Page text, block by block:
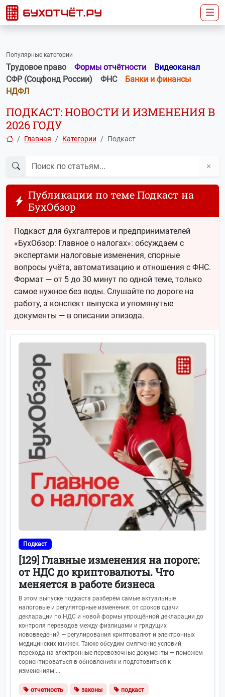
Популярные категории
Трудовое право Формы отчётности
Видеоканал
СФР (Соцфонд России)
ФНС
Банки и финансы
НДФЛ
ПОДКАСТ: НОВОСТИ И ИЗМЕНЕНИЯ В
2026 ГОДУ
Главная Категории Подкаст
Публикации по теме Подкаст на
БухОбзор
Подкаст для бухгалтеров и предпринимателей
«БухОбзор: Главное о налогах»: обсуждаем с
экспертами налоговые изменения, спорные
вопросы учёта, автоматизацию и отношения с ФНС.
Формат — от 5 до 30 минут по одной теме, только
самое нужное без воды. Слушайте по дороге на
работу, а конспект выпуска и упомянутые
документы — в описании эпизода.
Подкаст
[129] Главные изменения на пороге:
от НДС до криптовалюты. Что
меняется в работе бизнеса
В этом выпуске подкаста разберём самые актуальные
налоговые и регуляторные изменения: от сроков сдачи
декларации по НДС и новой формы упрощённой декларации до
контроля переводов между физлицами и грядущих
нововведений — регулирования криптовалют и электронных
медицинских книжек. Также обсудим смягчение условий
перехода на электронные перевозочные документы — поможем
сориентироваться в обновлениях и подготовиться к
изменениям....
отчетность законы подкаст